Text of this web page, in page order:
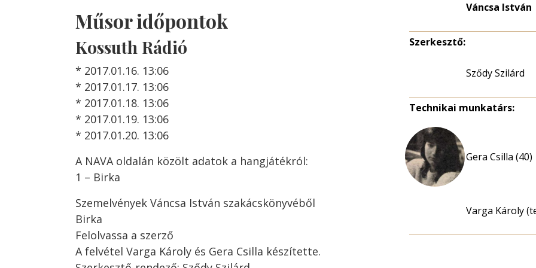
Műsor időpontok
Kossuth Rádió
* 2017.01.16. 13:06
* 2017.01.17. 13:06
* 2017.01.18. 13:06
* 2017.01.19. 13:06
* 2017.01.20. 13:06
A NAVA oldalán közölt adatok a hangjátékról:
1 – Birka
Szemelvények Váncsa István szakácskönyvéből
Birka
Felolvassa a szerző
A felvétel Varga Károly és Gera Csilla készítette.
Váncsa István
Szerkesztő:
Sződy Szilárd
Technikai munkatárs:
Gera Csilla (40)
Varga Károly